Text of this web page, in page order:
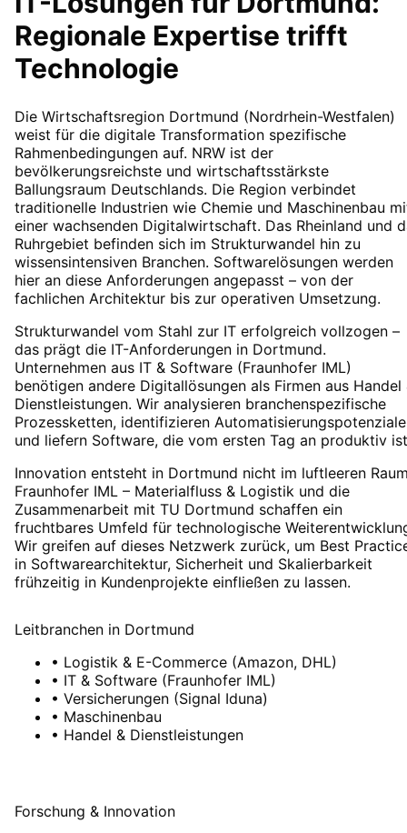
Regionale Expertise trifft
Technologie
Die Wirtschaftsregion Dortmund (Nordrhein-Westfalen)
weist für die digitale Transformation spezifische
Rahmenbedingungen auf. NRW ist der
bevölkerungsreichste und wirtschaftsstärkste
Ballungsraum Deutschlands. Die Region verbindet
traditionelle Industrien wie Chemie und Maschinenbau
einer wachsenden Digitalwirtschaft. Das Rheinland und
Ruhrgebiet befinden sich im Strukturwandel hin zu
wissensintensiven Branchen. Softwarelösungen werden
hier an diese Anforderungen angepasst – von der
fachlichen Architektur bis zur operativen Umsetzung.
Strukturwandel vom Stahl zur IT erfolgreich vollzogen –
das prägt die IT-Anforderungen in Dortmund.
Unternehmen aus IT & Software (Fraunhofer IML)
benötigen andere Digitallösungen als Firmen aus Handel
Dienstleistungen. Wir analysieren branchenspezifische
Prozessketten, identifizieren Automatisierungspotenziale
und liefern Software, die vom ersten Tag an produktiv
Innovation entsteht in Dortmund nicht im luftleeren
Fraunhofer IML – Materialfluss & Logistik und die
Zusammenarbeit mit TU Dortmund schaffen ein
fruchtbares Umfeld für technologische
Wir greifen auf dieses Netzwerk zurück, um Best
in Softwarearchitektur, Sicherheit und Skalierbarkeit
frühzeitig in Kundenprojekte einfließen zu lassen.
Leitbranchen in Dortmund
• Logistik & E-Commerce (Amazon, DHL)
• IT & Software (Fraunhofer IML)
• Versicherungen (Signal Iduna)
• Maschinenbau
• Handel & Dienstleistungen
Forschung & Innovation